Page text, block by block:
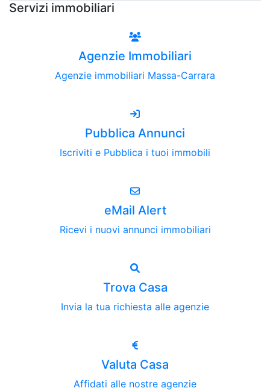
Servizi immobiliari
Agenzie Immobiliari
Agenzie immobiliari Massa-Carrara
Pubblica Annunci
Iscriviti e Pubblica i tuoi immobili
eMail Alert
Ricevi i nuovi annunci immobiliari
Trova Casa
Invia la tua richiesta alle agenzie
Valuta Casa
Affidati alle nostre agenzie